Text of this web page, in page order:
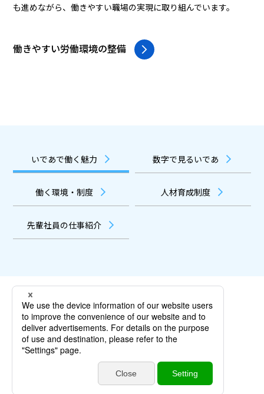
も進めながら、働きやすい職場の実現に取り組んでいます。
働きやすい労働環境の整備
いであで働く魅力 数字で見るいであ
働く環境・制度 人材育成制度
先輩社員の仕事紹介
コーポレートサイト
プライバシーポリシー
公式X